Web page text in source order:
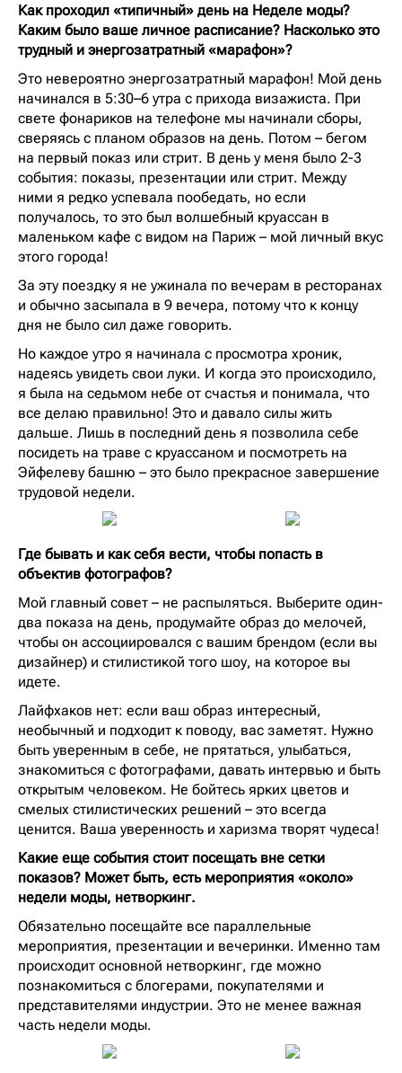
Как проходил «типичный» день на Неделе моды?
Каким было ваше личное расписание? Насколько это
трудный и энергозатратный «марафон»?
Это невероятно энергозатратный марафон! Мой день
начинался в 5:30–6 утра с прихода визажиста. При
свете фонариков на телефоне мы начинали сборы,
сверяясь с планом образов на день. Потом – бегом
на первый показ или стрит. В день у меня было 2-3
события: показы, презентации или стрит. Между
ними я редко успевала пообедать, но если
получалось, то это был волшебный круассан в
маленьком кафе с видом на Париж – мой личный вкус
этого города!
За эту поездку я не ужинала по вечерам в ресторанах
и обычно засыпала в 9 вечера, потому что к концу
дня не было сил даже говорить.
Но каждое утро я начинала с просмотра хроник,
надеясь увидеть свои луки. И когда это происходило,
я была на седьмом небе от счастья и понимала, что
все делаю правильно! Это и давало силы жить
дальше. Лишь в последний день я позволила себе
посидеть на траве с круассаном и посмотреть на
Эйфелеву башню – это было прекрасное завершение
трудовой недели.
Где бывать и как себя вести, чтобы попасть в
объектив фотографов?
Мой главный совет – не распыляться. Выберите один-
два показа на день, продумайте образ до мелочей,
чтобы он ассоциировался с вашим брендом (если вы
дизайнер) и стилистикой того шоу, на которое вы
идете.
Лайфхаков нет: если ваш образ интересный,
необычный и подходит к поводу, вас заметят. Нужно
быть уверенным в себе, не прятаться, улыбаться,
знакомиться с фотографами, давать интервью и быть
открытым человеком. Не бойтесь ярких цветов и
смелых стилистических решений – это всегда
ценится. Ваша уверенность и харизма творят чудеса!
Какие еще события стоит посещать вне сетки
показов? Может быть, есть мероприятия «около»
недели моды, нетворкинг.
Обязательно посещайте все параллельные
мероприятия, презентации и вечеринки. Именно там
происходит основной нетворкинг, где можно
познакомиться с блогерами, покупателями и
представителями индустрии. Это не менее важная
часть недели моды.